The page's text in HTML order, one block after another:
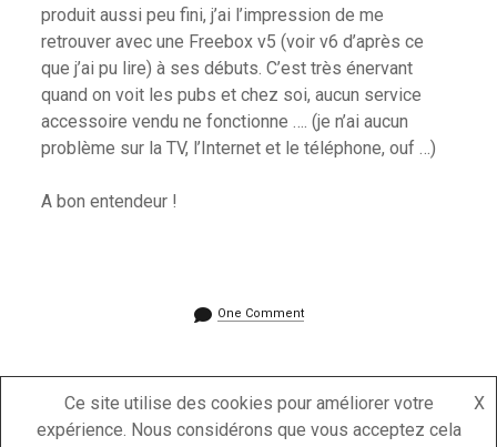
produit aussi peu fini, j’ai l’impression de me
retrouver avec une Freebox v5 (voir v6 d’après ce
que j’ai pu lire) à ses débuts. C’est très énervant
quand on voit les pubs et chez soi, aucun service
accessoire vendu ne fonctionne …. (je n’ai aucun
problème sur la TV, l’Internet et le téléphone, ouf …)
A bon entendeur !
One Comment
Ce site utilise des cookies pour améliorer votre
expérience. Nous considérons que vous acceptez cela
X